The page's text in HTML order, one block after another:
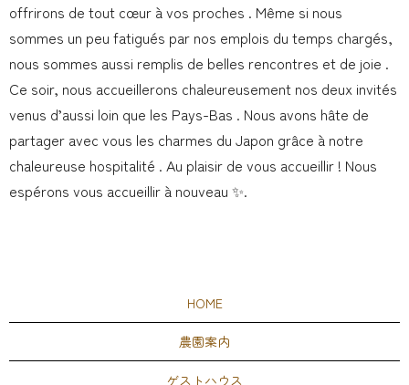
offrirons de tout cœur à vos proches . Même si nous
sommes un peu fatigués par nos emplois du temps chargés,
nous sommes aussi remplis de belles rencontres et de joie .
Ce soir, nous accueillerons chaleureusement nos deux invités
venus d’aussi loin que les Pays-Bas . Nous avons hâte de
partager avec vous les charmes du Japon grâce à notre
chaleureuse hospitalité . Au plaisir de vous accueillir ! Nous
espérons vous accueillir à nouveau ✨.
HOME
農園案内
ゲストハウス